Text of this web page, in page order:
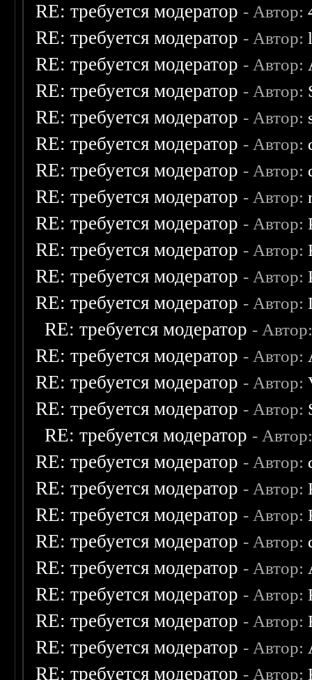
RE: требуется модератор - Автор:
RE: требуется модератор - Автор:
RE: требуется модератор - Автор:
RE: требуется модератор - Автор:
RE: требуется модератор - Автор:
RE: требуется модератор - Автор:
RE: требуется модератор - Автор:
RE: требуется модератор - Автор:
RE: требуется модератор - Автор:
RE: требуется модератор - Автор:
RE: требуется модератор - Автор:
RE: требуется модератор - Автор:
RE: требуется модератор -
RE: требуется модератор - Автор:
RE: требуется модератор - Автор:
RE: требуется модератор - Автор:
RE: требуется модератор -
RE: требуется модератор - Автор:
RE: требуется модератор - Автор:
RE: требуется модератор - Автор:
RE: требуется модератор - Автор:
RE: требуется модератор - Автор:
RE: требуется модератор - Автор:
RE: требуется модератор - Автор:
RE: требуется модератор - Автор:
RE: требуется модератор - Автор: